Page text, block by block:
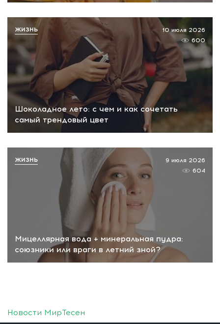
Шоколадное лето: с чем и как сочетать
самый трендовый цвет
10 июля 2026
600
ЖИЗНЬ
Мицеллярная вода + минеральная пудра:
союзники или враги в летний зной?
9 июля 2026
604
ЖИЗНЬ
Новости МирТесен